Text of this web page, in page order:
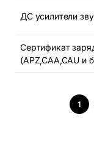
ДС усилители
Сертификат
(APZ,CAA,CAU и
1